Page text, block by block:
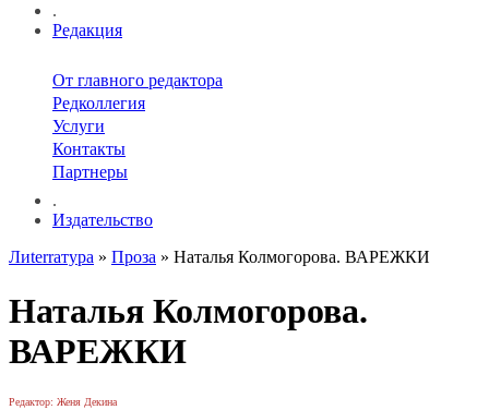
.
Редакция
От главного редактора
Редколлегия
Услуги
Контакты
Партнеры
.
Издательство
Лиterraтура » Проза » Наталья Колмогорова. ВАРЕЖКИ
Наталья Колмогорова.
ВАРЕЖКИ
Редактор: Женя Декина